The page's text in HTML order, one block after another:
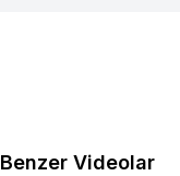
Benzer Videolar